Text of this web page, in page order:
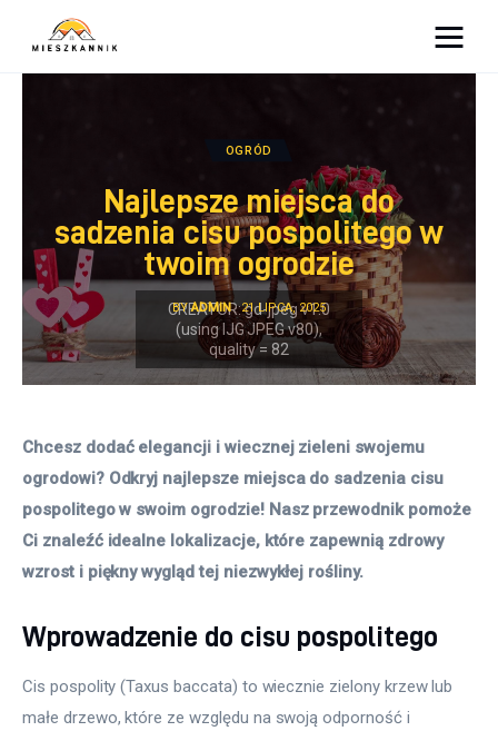
Łazienka
Kuchnia
Salon
Ogród
Więcej
OGRÓD
Najlepsze miejsca do
sadzenia cisu pospolitego w
twoim ogrodzie
BY ADMIN 21 LIPCA, 2025
Chcesz dodać elegancji i wiecznej zieleni swojemu
ogrodowi? Odkryj najlepsze miejsca do sadzenia cisu
pospolitego w swoim ogrodzie! Nasz przewodnik pomoże
Ci znaleźć idealne lokalizacje, które zapewnią zdrowy
wzrost i piękny wygląd tej niezwykłej rośliny.
Wprowadzenie do cisu pospolitego
Cis pospolity (Taxus baccata) to wiecznie zielony krzew lub
małe drzewo, które ze względu na swoją odporność i